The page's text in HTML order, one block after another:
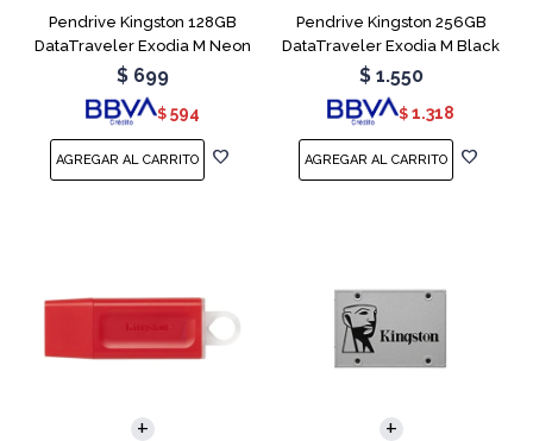
Pendrive Kingston 128GB
DataTraveler Exodia M Neon
Blue
$ 699
$ 594
Pendrive Kingston 256GB
DataTraveler Exodia M Black
Teal
$ 1.550
$ 1.318